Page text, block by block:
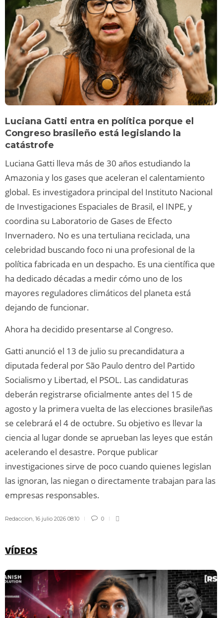
Luciana Gatti entra en política porque el
Congreso brasileño está legislando la
catástrofe
Luciana Gatti lleva más de 30 años estudiando la
Amazonia y los gases que aceleran el calentamiento
global. Es investigadora principal del Instituto Nacional
de Investigaciones Espaciales de Brasil, el INPE, y
coordina su Laboratorio de Gases de Efecto
Invernadero. No es una tertuliana reciclada, una
celebridad buscando foco ni una profesional de la
política fabricada en un despacho. Es una científica que
ha dedicado décadas a medir cómo uno de los
mayores reguladores climáticos del planeta está
dejando de funcionar.
Ahora ha decidido presentarse al Congreso.
Gatti anunció el 13 de julio su precandidatura a
diputada federal por São Paulo dentro del Partido
Socialismo y Libertad, el PSOL. Las candidaturas
deberán registrarse oficialmente antes del 15 de
agosto y la primera vuelta de las elecciones brasileñas
se celebrará el 4 de octubre. Su objetivo es llevar la
ciencia al lugar donde se aprueban las leyes que están
acelerando el desastre. Porque publicar
investigaciones sirve de poco cuando quienes legislan
las ignoran, las niegan o directamente trabajan para las
empresas responsables.
Redaccion, 16 julio 2026 08:10 0
VÍDEOS